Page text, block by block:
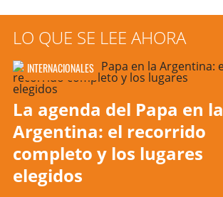
LO QUE SE LEE AHORA
INTERNACIONALES
La agenda del Papa en la
Argentina: el recorrido
completo y los lugares
elegidos